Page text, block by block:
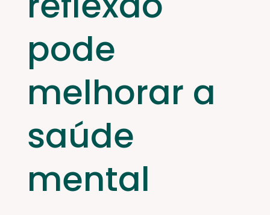
pode
melhorar a
saúde
mental